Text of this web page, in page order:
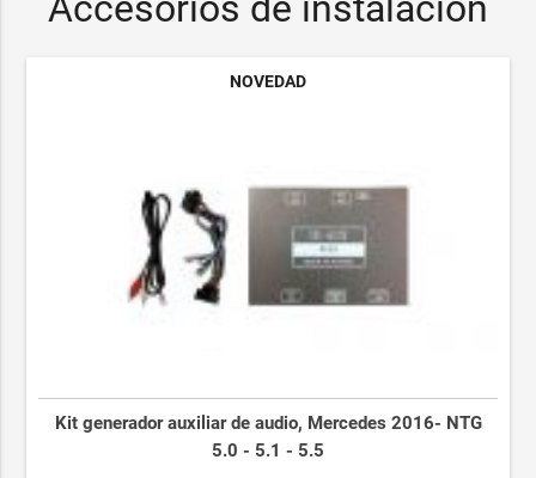
NOVEDAD
Kit generador auxiliar de audio, Mercedes 2016- NTG
5.0 - 5.1 - 5.5